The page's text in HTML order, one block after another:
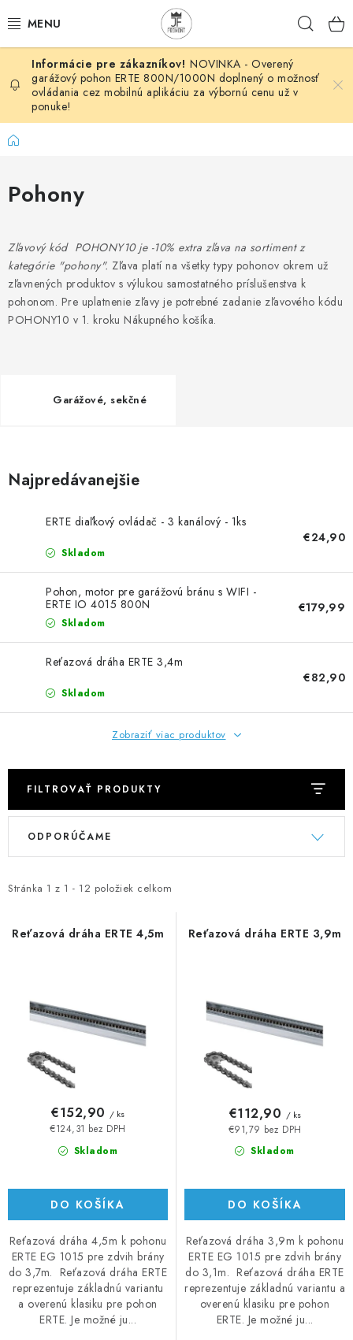
na
AUTOMATIZÁCIA
BRÁNOVÉ SYSTÉMY
POHONY
HUTNÍCKY MATERIÁL
KOVANÉ POLOTOVARY
HLINÍKOVÉ POLOTOVARY
SPOJOVACÍ MATERIÁL
Ako nakupovať
Doprava a platba
Podmienky ochrany osobných údajov
Obchodné podmienky
NOVINKA - Overený
garážový pohon ERTE 800N/1000N doplnený o možnosť
ovládania cez mobilnú aplikáciu za výbornú cenu už v
ponuke!
Domov
Pohony
Zľavový kód POHONY10 je -10% extra zľava na sortiment z
kategórie "pohony". Zľava platí na všetky typy pohonov okrem už
zľavnených produktov s výlukou samostatného príslušenstva k
pohonom. Pre uplatnenie zľavy je potrebné zadanie zľavového kódu
POHONY10 v 1. kroku Nákupného košíka.
Garážové, sekčné
Najpredávanejšie
ERTE diaľkový ovládač - 3 kanálový - 1ks
Skladom
€24,90
Pohon, motor pre garážovú bránu s WIFI -
ERTE IO 4015 800N
Skladom
€179,99
Reťazová dráha ERTE 3,4m
Skladom
€82,90
Zobraziť viac produktov
FILTROVAŤ PRODUKTY
V
i
p
Stránka 1 z 1 - 12 položiek celkom
R
e
ODPORÚČAME
Reťazová dráha ERTE 4,5m
Skladom
€124,31 bez DPH
€152,90 / ks
DO KOŠÍKA
Reťazová dráha 4,5m k pohonu
ERTE EG 1015 pre zdvih brány
do 3,7m. Reťazová dráha ERTE
reprezentuje základnú variantu
a overenú klasiku pre pohon
ERTE. Je možné ju...
Reťazová dráha ERTE 3,9m
Skladom
€91,79 bez DPH
€112,90 / ks
DO KOŠÍKA
Reťazová dráha 3,9m k pohonu
ERTE EG 1015 pre zdvih brány
do 3,1m. Reťazová dráha ERTE
reprezentuje základnú variantu a
overenú klasiku pre pohon
ERTE. Je možné ju...